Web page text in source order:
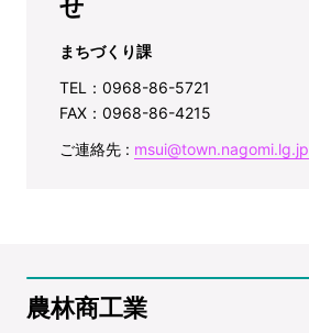
せ
まちづくり課
TEL：0968-86-5721
FAX：0968-86-4215
ご連絡先 : msui@town.nagomi.lg.jp
農林商工業